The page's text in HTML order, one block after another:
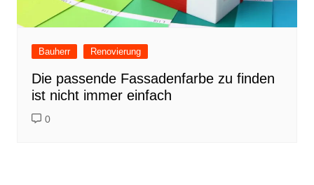
Bauherr Renovierung
Die passende Fassadenfarbe zu finden
ist nicht immer einfach
0